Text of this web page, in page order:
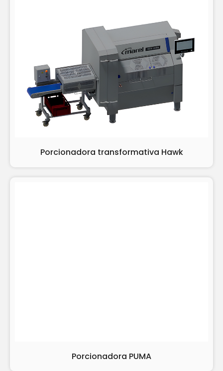
Porcionadora transformativa Hawk
Porcionadora PUMA